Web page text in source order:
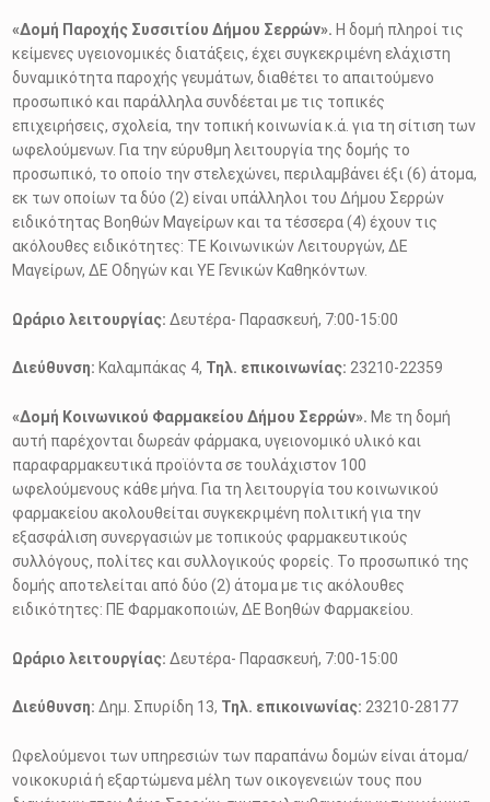
«Δομή Παροχής Συσσιτίου Δήμου Σερρών». Η δομή πληροί τις
κείμενες υγειονομικές διατάξεις, έχει συγκεκριμένη ελάχιστη
δυναμικότητα παροχής γευμάτων, διαθέτει το απαιτούμενο
προσωπικό και παράλληλα συνδέεται με τις τοπικές
επιχειρήσεις, σχολεία, την τοπική κοινωνία κ.ά. για τη σίτιση των
ωφελούμενων. Για την εύρυθμη λειτουργία της δομής το
προσωπικό, το οποίο την στελεχώνει, περιλαμβάνει έξι (6) άτομα,
εκ των οποίων τα δύο (2) είναι υπάλληλοι του Δήμου Σερρών
ειδικότητας Βοηθών Μαγείρων και τα τέσσερα (4) έχουν τις
ακόλουθες ειδικότητες: ΤΕ Κοινωνικών Λειτουργών, ΔΕ
Μαγείρων, ΔΕ Οδηγών και ΥΕ Γενικών Καθηκόντων.
Ωράριο λειτουργίας: Δευτέρα- Παρασκευή, 7:00-15:00
Διεύθυνση: Καλαμπάκας 4, Τηλ. επικοινωνίας:23210-22359
«Δομή Κοινωνικού Φαρμακείου Δήμου Σερρών». Με τη δομή
αυτή παρέχονται δωρεάν φάρμακα, υγειονομικό υλικό και
παραφαρμακευτικά προϊόντα σε τουλάχιστον 100
ωφελούμενους κάθε μήνα. Για τη λειτουργία του κοινωνικού
φαρμακείου ακολουθείται συγκεκριμένη πολιτική για την
εξασφάλιση συνεργασιών με τοπικούς φαρμακευτικούς
συλλόγους, πολίτες και συλλογικούς φορείς. Το προσωπικό της
δομής αποτελείται από δύο (2) άτομα με τις ακόλουθες
ειδικότητες: ΠΕ Φαρμακοποιών, ΔΕ Βοηθών Φαρμακείου.
Ωράριο λειτουργίας: Δευτέρα- Παρασκευή, 7:00-15:00
Διεύθυνση:Δημ. Σπυρίδη 13, Τηλ. επικοινωνίας: 23210-28177
Ωφελούμενοι των υπηρεσιών των παραπάνω δομών είναι άτομα/
νοικοκυριά ή εξαρτώμενα μέλη των οικογενειών τους που